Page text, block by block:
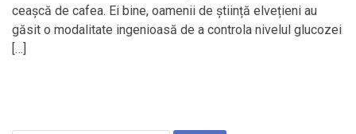
ceașcă de cafea. Ei bine, oamenii de știință elvețieni au
găsit o modalitate ingenioasă de a controla nivelul glucozei
[…]